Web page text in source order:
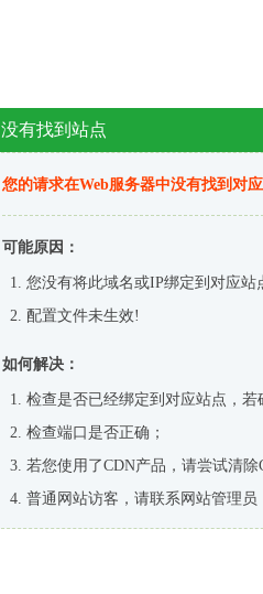
没有找到站点
您的请求在Web服务器中没有找到对
可能原因：
您没有将此域名或IP绑定到对应站
配置文件未生效!
如何解决：
检查是否已经绑定到对应站点，
检查端口是否正确；
若您使用了CDN产品，请尝试清除
普通网站访客，请联系网站管理员